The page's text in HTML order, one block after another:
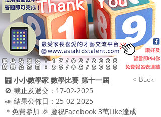
🧮 小小數學家 數學比賽 第十一屆
🚫 截止及遞交：17-02-2025
📣 結果公佈日：25-02-2025
＊免費參加 🎉 慶祝Facebook 3萬Like達成
< Back